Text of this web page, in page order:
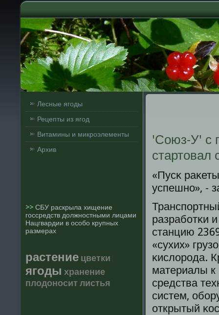
Лесные ягоды
Рецепты из ягод
Витамины и микроэлементы
Архив
>> СБУ раскрыла хищение
госсредств должностными лицами
Нацгвардии в особо крупных
размерах
растение цветки
ягоды хранение
плодоноситлистья
'Союз-У' с
стартовал
«Пусκ
успешнο», -
разрабοтκи
станцию
«сухих»
κислорοда.
материалы к
средства
систем,
открытый